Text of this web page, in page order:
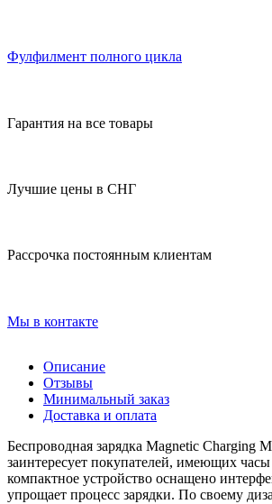
Фулфилмент полного цикла
Гарантия на все товары
Лучшие цены в СНГ
Рассрочка постоянным клиентам
Мы в контакте
Описание
Отзывы
Минимальный заказ
Доставка и оплата
Беспроводная зарядка Magnetic Charging
заинтересует покупателей, имеющих
компактное устройство оснащено
упрощает процесс зарядки. По своему